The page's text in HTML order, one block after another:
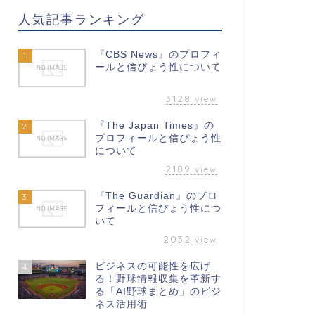
人気記事ランキング
1
『CBS News』のプロフィ
ールと信ぴょう性について
3128 view
2
『The Japan Times』の
プロフィールと信ぴょう性
について
2189 view
3
『The Guardian』のプロ
フィールと信ぴょう性につ
いて
2032 view
4
ビジネスの可能性を広げ
る！野球情報収集を革新す
る「AI野球まとめ」のビジ
ネス活用術